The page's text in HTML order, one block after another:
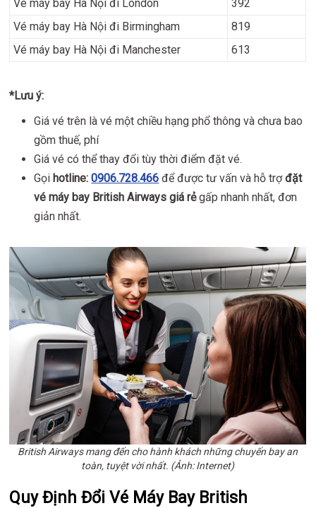
Vé máy bay Hà Nội đi London
392
Vé máy bay Hà Nội đi Birmingham
819
Vé máy bay Hà Nội đi Manchester
613
*Lưu ý:
Giá vé trên là vé một chiều hạng phổ thông và chưa bao
gồm thuế, phí
Giá vé có thể thay đổi tùy thời điểm đặt vé.
Gọi hotline:0906.728.466 để được tư vấn và hỗ trợđặt
vé máy bay British Airways giá rẻgấp nhanh nhất, đơn
giản nhất.
British Airways mang đến cho hành khách những chuyến bay an
toàn, tuyệt vời nhất. (Ảnh: Internet)
Quy Định Đổi Vé Máy Bay British